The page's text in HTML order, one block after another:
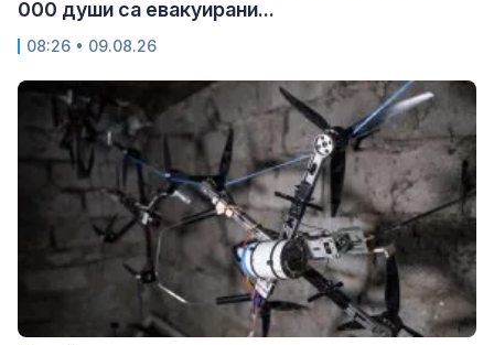
000 души са евакуирани...
08:26 • 09.08.26